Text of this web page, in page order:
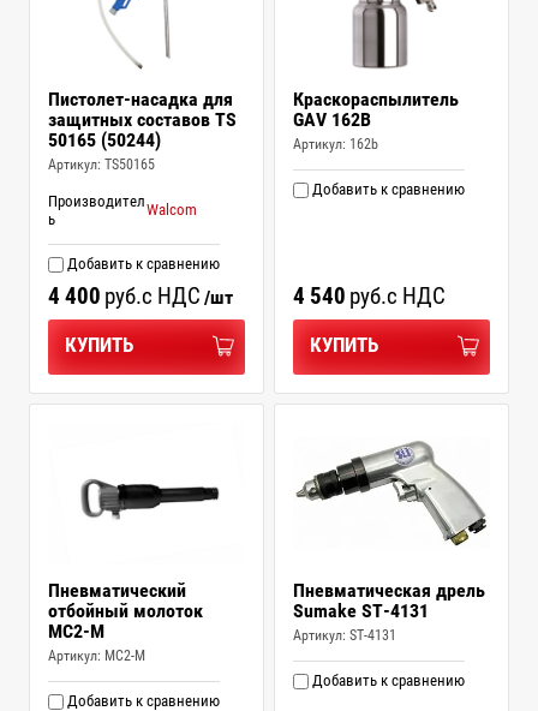
Пистолет-насадка для
защитных составов TS
50165 (50244)
Артикул: TS50165
Добавить к сравнению
Производител
ь
Walcom
4 400 руб.с НДС /шт
КУПИТЬ
Краскораспылитель
GAV 162B
Артикул: 162b
Добавить к сравнению
4 540 руб.с НДС
КУПИТЬ
Пневматический
отбойный молоток
МС2-М
Артикул: МС2-М
Добавить к сравнению
Пневматическая дрель
Sumake ST-4131
Артикул: ST-4131
Добавить к сравнению